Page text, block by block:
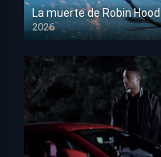
La muerte de Robin Hood
2026
HD 1080p